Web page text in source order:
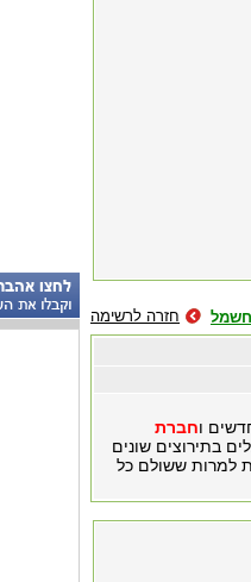
חזרה לרשימה
וחברת
בתירוצים שונים
למרות ששולם כל